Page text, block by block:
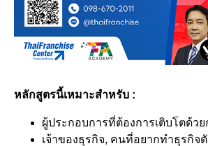
หลักสูตรนี้เหมาะสำหรับ :
ผู้ประกอบการที่ต้องการเติบโตด้ว
เจ้าของธุรกิจ, คนที่อยากทำธุรกิจ